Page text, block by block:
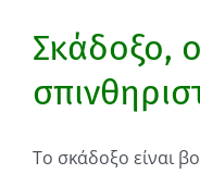
Σκάδοξο,
Το σκάδοξο είναι